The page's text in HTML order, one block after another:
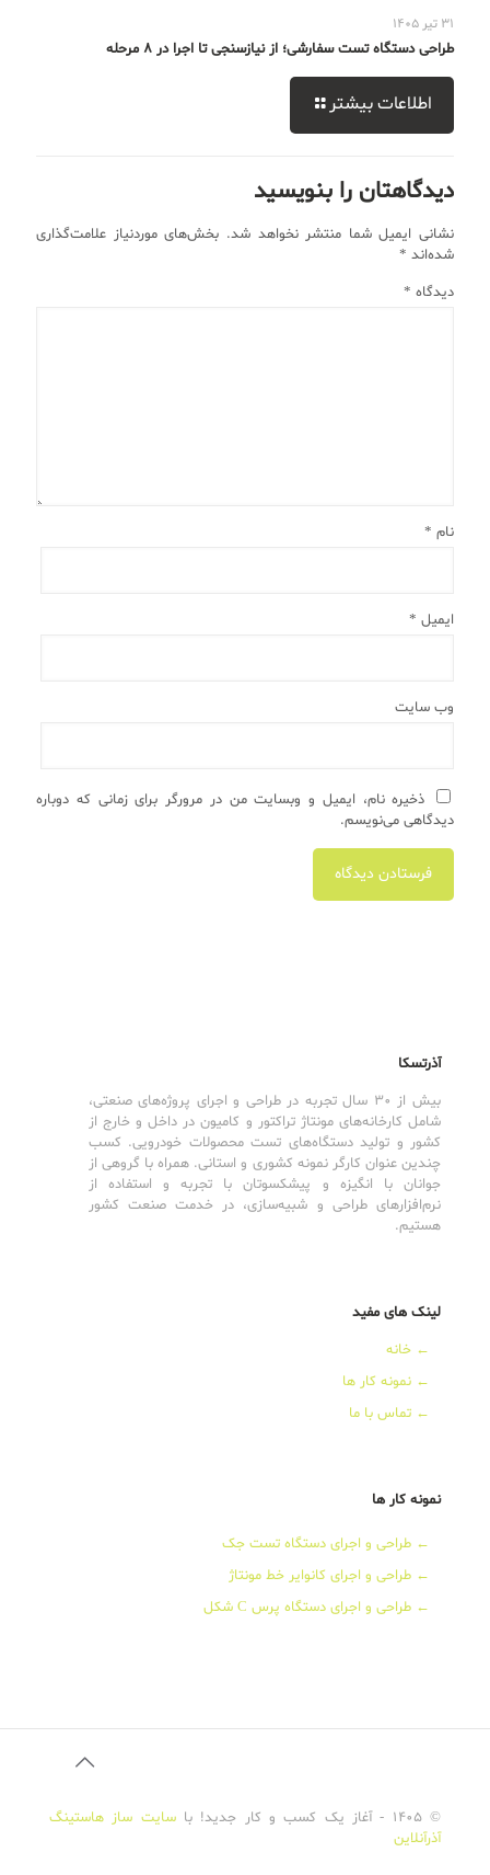
31 تیر 1405
طراحی دستگاه تست سفارشی؛ از نیازسنجی تا اجرا در 8 مرحله
اطلاعات بیشتر
دیدگاهتان را بنویسید
نشانی ایمیل شما منتشر نخواهد شد. بخش‌های موردنیاز علامت‌گذاری
شده‌اند *
دیدگاه *
نام *
ایمیل *
وب‌ سایت
ذخیره نام، ایمیل و وبسایت من در مرورگر برای زمانی که دوباره
دیدگاهی می‌نویسم.
آذرتسکا
بیش از 30 سال تجربه در طراحی و اجرای پروژه‌های صنعتی،
شامل کارخانه‌های مونتاژ تراکتور و کامیون در داخل و خارج از
کشور و تولید دستگاه‌های تست محصولات خودرویی. کسب
چندین عنوان کارگر نمونه کشوری و استانی. همراه با گروهی از
جوانان با انگیزه و پیشکسوتان با تجربه و استفاده از
نرم‌افزارهای طراحی و شبیه‌سازی، در خدمت صنعت کشور
هستیم.
لینک های مفید
← خانه
← نمونه کار ها
← تماس با ما
نمونه کار ها
← طراحی و اجرای دستگاه تست جک
← طراحی و اجرای کانوایر خط مونتاژ
← طراحی و اجرای دستگاه پرس C شکل
© 1405 - آغاز یک کسب و کار جدید! با سایت ساز هاستینگ
آذرآنلاین